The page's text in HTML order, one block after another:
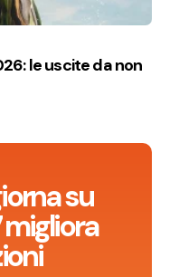
su
migliora
le uscite da non